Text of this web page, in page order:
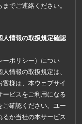
でご連絡ください。
人情報の取扱規定確認
ーポリシー）につい
情報の取扱規定は、
様は、本ウェブサイ
ービスをご利用になる
ご確認ください。ユー
か当社の本サービス